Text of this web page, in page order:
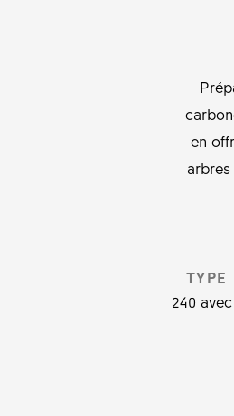
en
TYPE
240